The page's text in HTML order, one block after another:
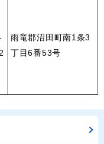
雨竜郡沼田町南1条3
丁目6番53号